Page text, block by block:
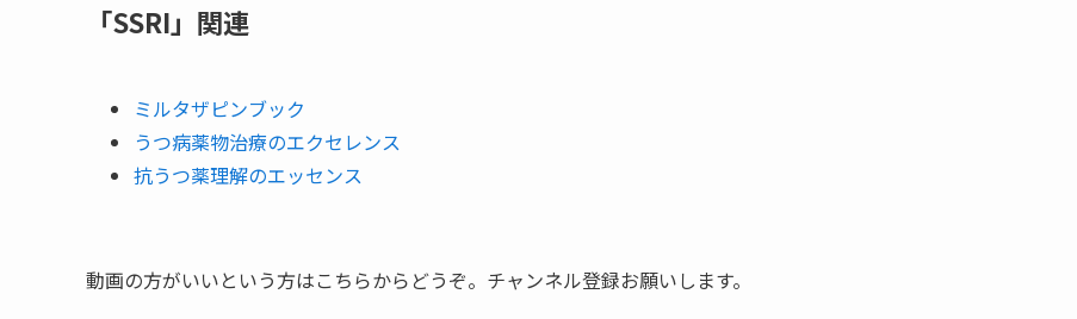
「SSRI」関連
ミルタザピンブック
うつ病薬物治療のエクセレンス
抗うつ薬理解のエッセンス
動画の方がいいという方はこちらからどうぞ。チャンネル登録お願いします。